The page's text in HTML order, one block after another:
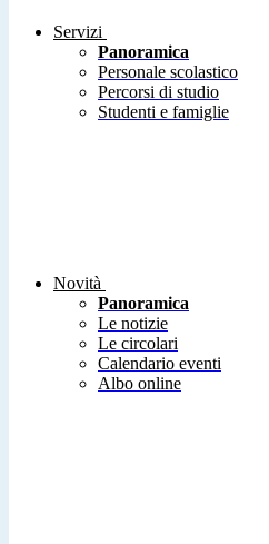
Servizi
Panoramica
Personale scolastico
Percorsi di studio
Studenti e famiglie
Novità
Panoramica
Le notizie
Le circolari
Calendario eventi
Albo online